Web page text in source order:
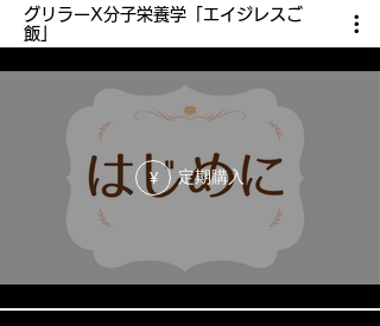
グリラーX分子栄養学「エイジレスご
飯」
¥ 定期購入